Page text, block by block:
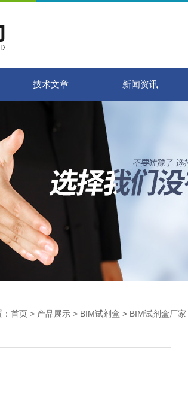
技术文章 新闻资讯
首页 > 产品展示 > BIM试剂盒 > BIM试剂盒厂家